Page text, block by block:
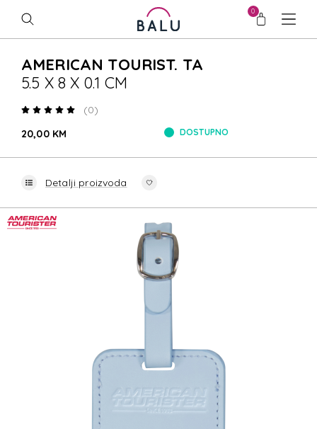
0
AMERICAN TOURIST. TA
5.5 X 8 X 0.1 CM
(0)
20,00 KM
DOSTUPNO
Detalji proizvoda